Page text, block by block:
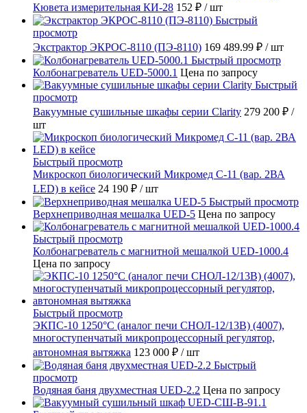
Кювета измерительная КИ-28 152 ₽ / шт
Быстрый
просмотр
Экстрактор ЭКРОС-8110 (ПЭ-8110) 169 489.99 ₽ / шт
Быстрый просмотр
Колбонагреватель UED-5000.1 Цена по запросу
Быстрый
просмотр
Вакуумные сушильные шкафы серии Clarity 279 200 ₽ /
шт
Быстрый просмотр
Микроскоп биологический Микромед С-11 (вар. 2ВА
LED) в кейсе 24 190 ₽ / шт
Быстрый просмотр
Верхнеприводная мешалка UED-5 Цена по запросу
Быстрый просмотр
Колбонагреватель с магнитной мешалкой UED-1000.4
Цена по запросу
Быстрый просмотр
ЭКПС-10 1250°С (аналог печи СНОЛ-12/13В) (4007),
многоступенчатый микропроцессорный регулятор,
автономная вытяжка 123 000 ₽ / шт
Быстрый
просмотр
Водяная баня двухместная UED-2.2 Цена по запросу